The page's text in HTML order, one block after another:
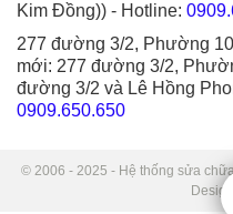
Kim Đồng)) - Hotline:
277 đường 3/2, Phường
mới: 277 đường 3/2,
đường 3/2 và Lê Hồng
0909.650.650
© 2006 - 2025 - Hệ thống sửa